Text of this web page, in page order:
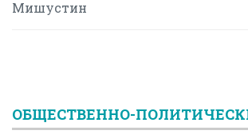
Мишустин
ОБЩЕСТВЕННО-